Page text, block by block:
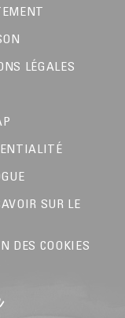
LÉGALES
SUR LE
DES COOKIES